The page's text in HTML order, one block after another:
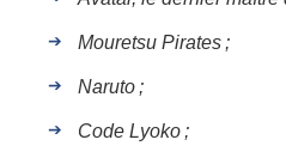
Mouretsu Pirates ;
Naruto ;
Code Lyoko ;